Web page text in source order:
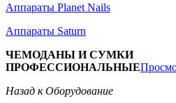
Аппараты Planet Nails
Аппараты Saturn
ЧЕМОДАНЫ И СУМКИ
ПРОФЕССИОНАЛЬНЫЕ
Назад к Оборудование